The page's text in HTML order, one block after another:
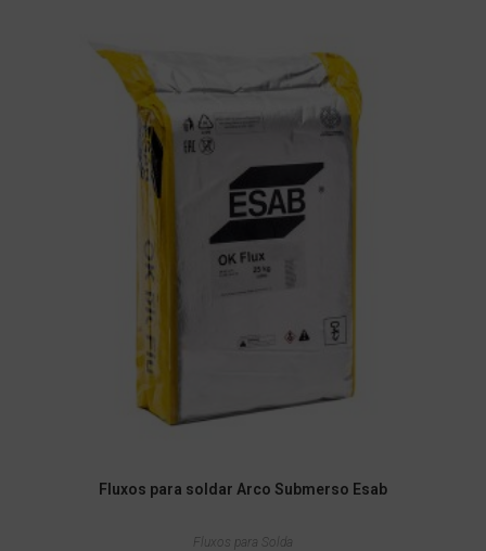
Fluxos para soldar Arco Submerso Esab
Fluxos para Solda